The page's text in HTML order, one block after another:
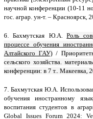
научной конференции (10-11
гос. аграр. ун-т. – Красноярск,
6.Бахмутская Ю.А. Роль
процессе обучения
Алтайского ГАУ)/
сельского хозяйства.
конференции: в 7 т.. Макеевка,
7. Бахмутская Ю.А.
обучения иностранному
воспитания студентов в
Global Issues Forum 2024: